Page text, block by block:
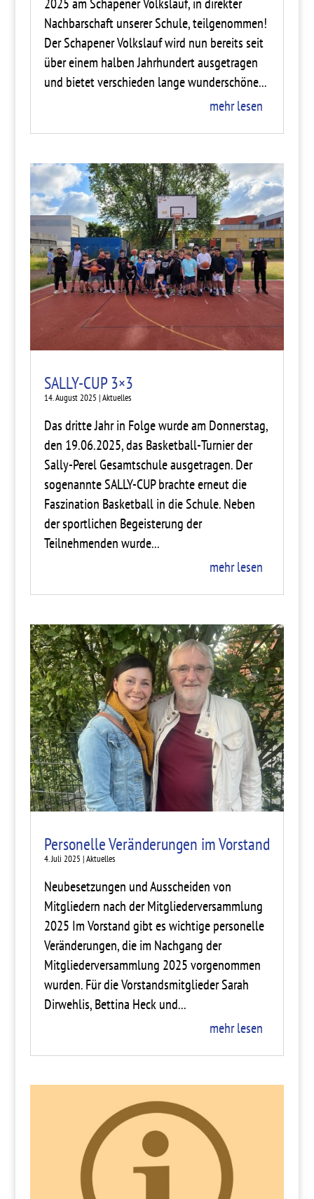
Nachbarschaft unserer Schule, teilgenommen!
Der Schapener Volkslauf wird nun bereits seit
über einem halben Jahrhundert ausgetragen
und bietet verschieden lange wunderschöne...
mehr lesen
SALLY-CUP 3×3
14. August 2025 |Aktuelles
Das dritte Jahr in Folge wurde am Donnerstag,
den 19.06.2025, das Basketball-Turnier der
Sally-Perel Gesamtschule ausgetragen. Der
sogenannte SALLY-CUP brachte erneut die
Faszination Basketball in die Schule. Neben
der sportlichen Begeisterung der
Teilnehmenden wurde...
mehr lesen
Personelle Veränderungen im Vorstand
4. Juli 2025 |Aktuelles
Neubesetzungen und Ausscheiden von
Mitgliedern nach der Mitgliederversammlung
2025 Im Vorstand gibt es wichtige personelle
Veränderungen, die im Nachgang der
Mitgliederversammlung 2025 vorgenommen
wurden. Für die Vorstandsmitglieder Sarah
Dirwehlis, Bettina Heck und...
mehr lesen